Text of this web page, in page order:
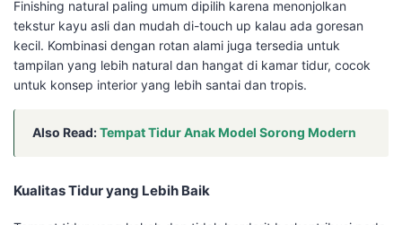
Finishing natural paling umum dipilih karena menonjolkan
tekstur kayu asli dan mudah di-touch up kalau ada goresan
kecil. Kombinasi dengan rotan alami juga tersedia untuk
tampilan yang lebih natural dan hangat di kamar tidur, cocok
untuk konsep interior yang lebih santai dan tropis.
Also Read:Tempat Tidur Anak Model Sorong Modern
Kualitas Tidur yang Lebih Baik